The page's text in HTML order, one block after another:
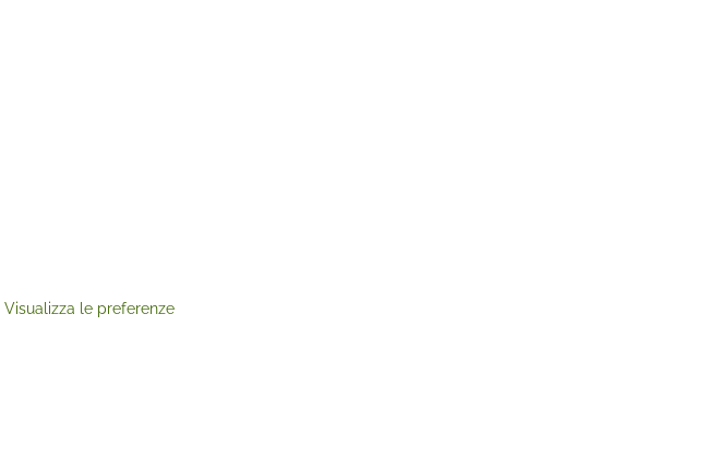
Visualizza le preferenze